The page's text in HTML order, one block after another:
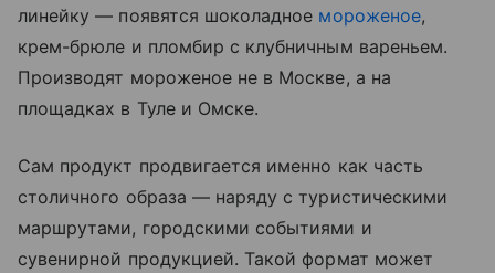
линейку — появятся шоколадное мороженое,
крем-брюле и пломбир с клубничным вареньем.
Производят мороженое не в Москве, а на
площадках в Туле и Омске.
Сам продукт продвигается именно как часть
столичного образа — наряду с туристическими
маршрутами, городскими событиями и
сувенирной продукцией. Такой формат может